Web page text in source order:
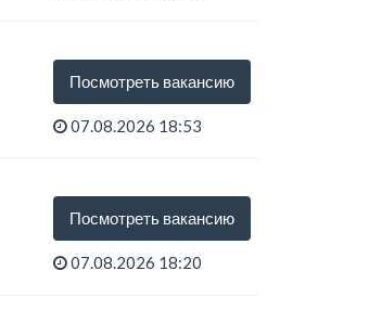
Посмотреть вакансию
07.08.2026 18:53
Посмотреть вакансию
07.08.2026 18:20